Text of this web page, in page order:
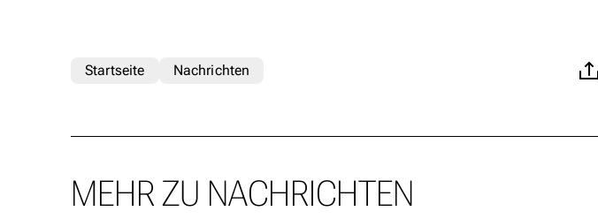
Startseite Nachrichten
MEHR ZU NACHRICHTEN